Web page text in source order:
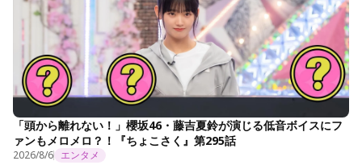
「頭から離れない！」櫻坂46・藤吉夏鈴が演じる低音ボイスにフ
ァンもメロメロ？！『ちょこさく』第295話
2026/8/6 エンタメ